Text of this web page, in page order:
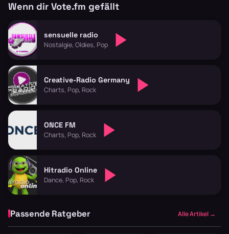
Wenn dir Vote.fm gefällt
sensuelle radio
Nostalgie, Oldies, Pop
Creative-Radio Germany
Charts, Pop, Rock
ONCE FM
Charts, Pop, Rock
Hitradio Online
Dance, Pop, Rock
Passende Ratgeber Alle Artikel →